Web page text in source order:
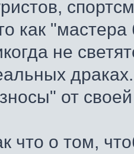
как "мастера
не
от
что о том,